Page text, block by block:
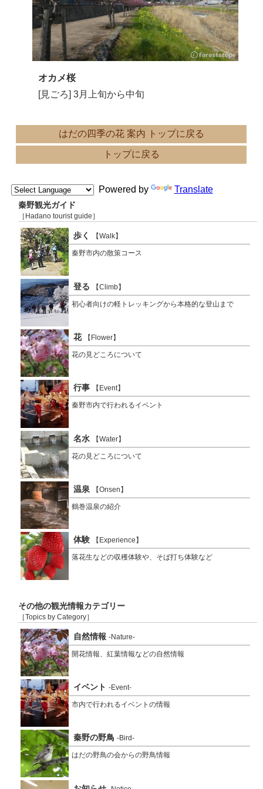
オカメ桜
[見ごろ] 3月上旬から中旬
はだの四季の花 案内 トップに戻る
トップに戻る
Powered by Translate
秦野観光ガイド
［Hadano tourist guide］
歩く 【Walk】
秦野市内の散策コース
登る 【Climb】
初心者向けの軽トレッキングから本格的な登山まで
花 【Flower】
花の見どころについて
行事 【Event】
秦野市内で行われるイベント
名水 【Water】
花の見どころについて
温泉 【Onsen】
鶴巻温泉の紹介
体験 【Experience】
落花生などの収穫体験や、そば打ち体験など
その他の観光情報カテゴリー
［Topics by Category］
自然情報 -Nature-
開花情報、紅葉情報などの自然情報
イベント -Event-
市内で行われるイベントの情報
秦野の野鳥 -Bird-
はだの野鳥の会からの野鳥情報